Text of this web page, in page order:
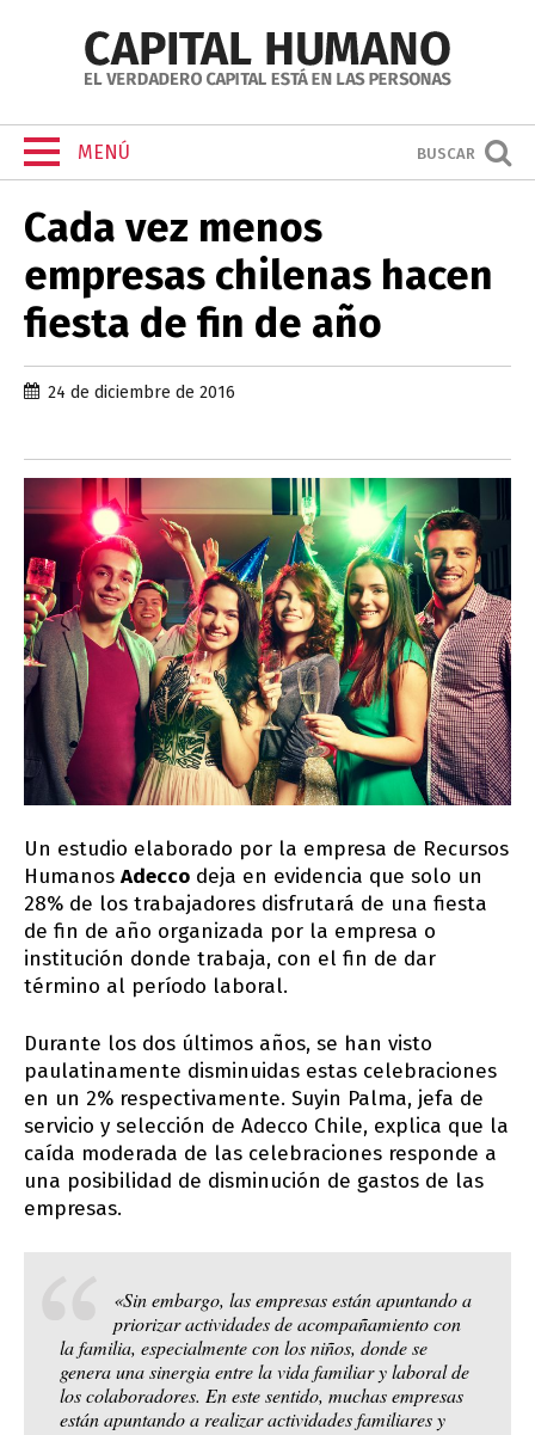
MENÚ BUSCAR
Cada vez menos
empresas chilenas hacen
fiesta de fin de año
24 de diciembre de 2016
Un estudio elaborado por la empresa de Recursos
Humanos Adecco deja en evidencia que solo un
28% de los trabajadores disfrutará de una fiesta
de fin de año organizada por la empresa o
institución donde trabaja, con el fin de dar
término al período laboral.
Durante los dos últimos años, se han visto
paulatinamente disminuidas estas celebraciones
en un 2% respectivamente. Suyin Palma, jefa de
servicio y selección de Adecco Chile, explica que la
caída moderada de las celebraciones responde a
una posibilidad de disminución de gastos de las
empresas.
«Sin embargo, las empresas están apuntando a
priorizar actividades de acompañamiento con
la familia, especialmente con los niños, donde se
genera una sinergia entre la vida familiar y laboral de
los colaboradores. En este sentido, muchas empresas
están apuntando a realizar actividades familiares y